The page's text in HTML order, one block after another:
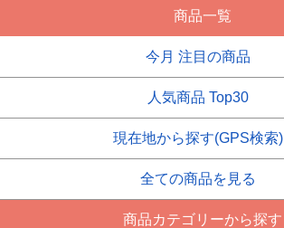
商品一覧
今月 注目の商品
人気商品 Top30
現在地から探す(GPS検索)
全ての商品を見る
商品カテゴリーから探す